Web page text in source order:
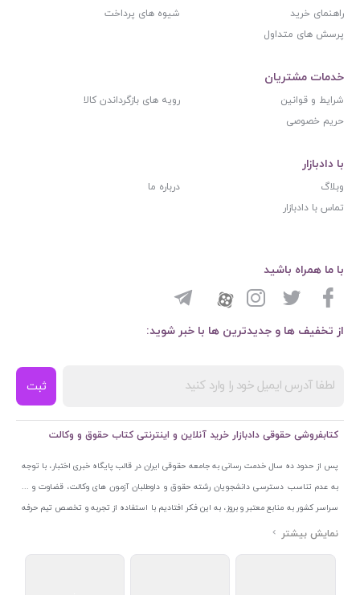
راهنمای خرید
شیوه های پرداخت
پرسش های متداول
خدمات مشتریان
شرایط و قوانین
رویه های بازگرداندن کالا
حریم خصوصی
با دادبازار
وبلاگ
درباره ما
تماس با دادبازار
از تخفیف ها و جدیدترین ها با خبر شوید:
ثبت
با ما همراه باشید
کتابفروشی حقوقی دادبازار خرید آنلاین و اینترنتی کتاب حقوق و وکالت
پس از حدود ده سال خدمت رسانی به جامعه حقوقی ایران در قالب پایگاه خبری اختبار، با توجه
به عدم تناسب دسترسی دانشجویان رشته حقوق و داوطلبان آزمون های وکالت، قضاوت و ...
سراسر کشور به منابع معتبر و بروز، به این فکر افتادیم با استفاده از تجربه و تخصص تیم حرفه
ای اختبار خدمتی جدید به جامعه حقوقی ایران ارائه کنیم. به این منظور با راه اندازی و تجهیز